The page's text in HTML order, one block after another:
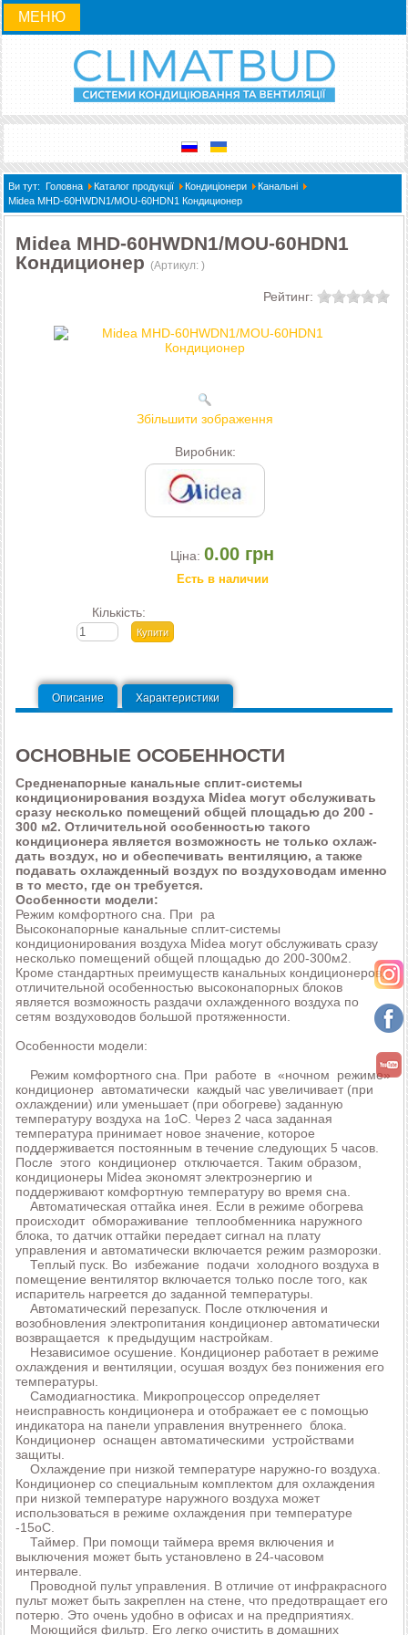
МЕНЮ
Ви тут: Головна Каталог продукції Кондиціонери
Канальні
Midea MHD-60HWDN1/MOU-60HDN1 Кондиционер
Midea MHD-60HWDN1/MOU-60HDN1
Кондиционер (Артикул: )
Рейтинг:
Збільшити зображення
Виробник:
Ціна: 0.00 грн
Есть в наличии
Кількість:
Описание Характеристики
ОСНОВНЫЕ ОСОБЕННОСТИ
Средненапорные канальные сплит-системы
кондиционирования воздуха Midea могут обслуживать
сразу несколько помещений общей площадью до 200 -
300 м2. Отличительной особенностью такого
кондиционера является возможность не только охлаж-
дать воздух, но и обеспечивать вентиляцию, а также
подавать охлажденный воздух по воздуховодам именно
в то место, где он требуется.
Особенности модели:
Режим комфортного сна. При ра
Высоконапорные канальные сплит-системы
кондиционирования воздуха Midea могут обслуживать сразу
несколько помещений общей площадью до 200-300м2.
Кроме стандартных преимуществ канальных кондиционеров,
отличительной особенностью высоконапорных блоков
является возможность раздачи охлажденного воздуха по
сетям воздуховодов большой протяженности.
Особенности модели:
Режим комфортного сна. При работе в «ночном режиме»
кондиционер автоматически каждый час увеличивает (при
охлаждении) или уменьшает (при обогреве) заданную
температуру воздуха на 1оС. Через 2 часа заданная
температура принимает новое значение, которое
поддерживается постоянным в течение следующих 5 часов.
После этого кондиционер отключается. Таким образом,
кондиционеры Midea экономят электроэнергию и
поддерживают комфортную температуру во время сна.
Автоматическая оттайка инея. Если в режиме обогрева
происходит обмораживание теплообменника наружного
блока, то датчик оттайки передает сигнал на плату
управления и автоматически включается режим разморозки.
Теплый пуск. Во избежание подачи холодного воздуха в
помещение вентилятор включается только после того, как
испаритель нагреется до заданной температуры.
Автоматический перезапуск. После отключения и
возобновления электропитания кондиционер автоматически
возвращается к предыдущим настройкам.
Независимое осушение. Кондиционер работает в режиме
охлаждения и вентиляции, осушая воздух без понижения его
температуры.
Самодиагностика. Микропроцессор определяет
неисправность кондиционера и отображает ее с помощью
индикатора на панели управления внутреннего блока.
Кондиционер оснащен автоматическими устройствами
защиты.
Охлаждение при низкой температуре наружно-го воздуха.
Кондиционер со специальным комплектом для охлаждения
при низкой температуре наружного воздуха может
использоваться в режиме охлаждения при температуре
-15оС.
Таймер. При помощи таймера время включения и
выключения может быть установлено в 24-часовом
интервале.
Проводной пульт управления. В отличие от инфракрасного
пульт может быть закреплен на стене, что предотвращает его
потерю. Это очень удобно в офисах и на предприятиях.
Моющийся фильтр. Его легко очистить в домашних